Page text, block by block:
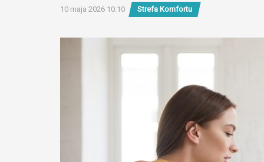
10 maja 2026 10:10 Strefa Komfortu